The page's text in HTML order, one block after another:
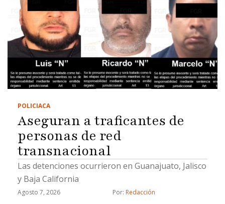
POLICIACA
Aseguran a traficantes de
personas de red
transnacional
Las detenciones ocurrieron en Guanajuato, Jalisco
y Baja California
Agosto 7, 2026 Por: Redacción